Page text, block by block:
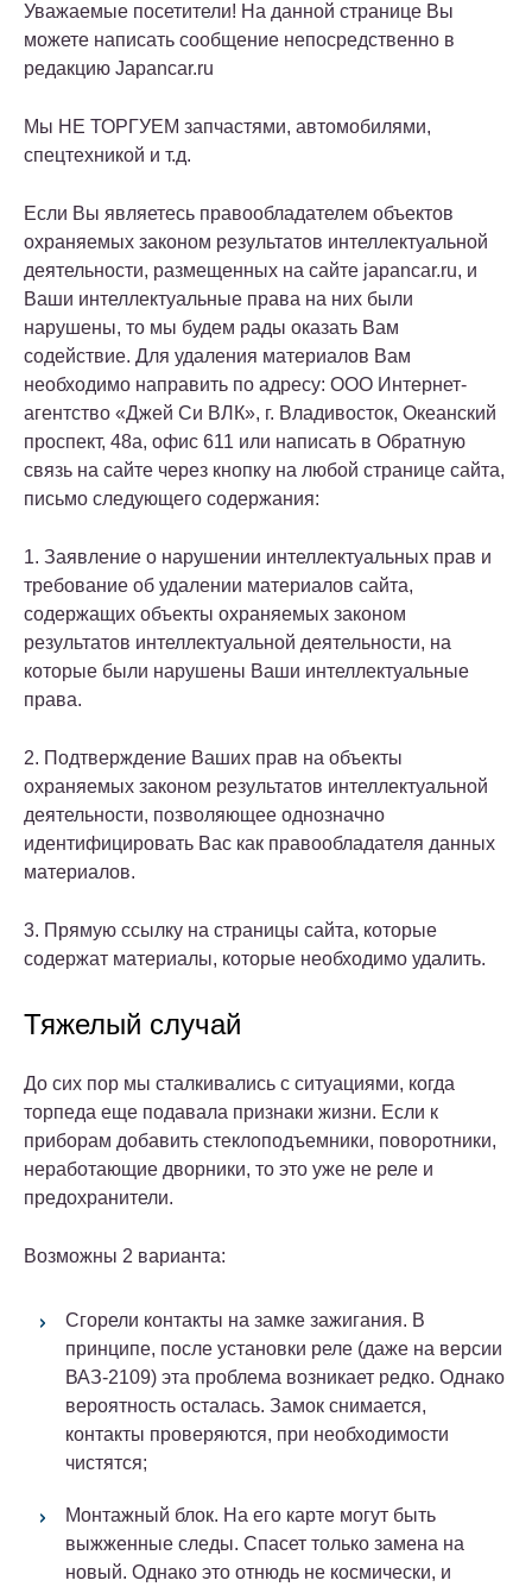
Уважаемые посетители! На данной странице Вы
можете написать сообщение непосредственно в
редакцию Japancar.ru
Мы НЕ ТОРГУЕМ запчастями, автомобилями,
спецтехникой и т.д.
Если Вы являетесь правообладателем объектов
охраняемых законом результатов интеллектуальной
деятельности, размещенных на сайте japancar.ru, и
Ваши интеллектуальные права на них были
нарушены, то мы будем рады оказать Вам
содействие. Для удаления материалов Вам
необходимо направить по адресу: ООО Интернет-
агентство «Джей Си ВЛК», г. Владивосток, Океанский
проспект, 48а, офис 611 или написать в Обратную
связь на сайте через кнопку на любой странице сайта,
письмо следующего содержания:
1. Заявление о нарушении интеллектуальных прав и
требование об удалении материалов сайта,
содержащих объекты охраняемых законом
результатов интеллектуальной деятельности, на
которые были нарушены Ваши интеллектуальные
права.
2. Подтверждение Ваших прав на объекты
охраняемых законом результатов интеллектуальной
деятельности, позволяющее однозначно
идентифицировать Вас как правообладателя данных
материалов.
3. Прямую ссылку на страницы сайта, которые
содержат материалы, которые необходимо удалить.
Тяжелый случай
До сих пор мы сталкивались с ситуациями, когда
торпеда еще подавала признаки жизни. Если к
приборам добавить стеклоподъемники, поворотники,
неработающие дворники, то это уже не реле и
предохранители.
Возможны 2 варианта:
Сгорели контакты на замке зажигания. В
принципе, после установки реле (даже на версии
ВАЗ-2109) эта проблема возникает редко. Однако
вероятность осталась. Замок снимается,
контакты проверяются, при необходимости
чистятся;
Монтажный блок. На его карте могут быть
выжженные следы. Спасет только замена на
новый. Однако это отнюдь не космически, и